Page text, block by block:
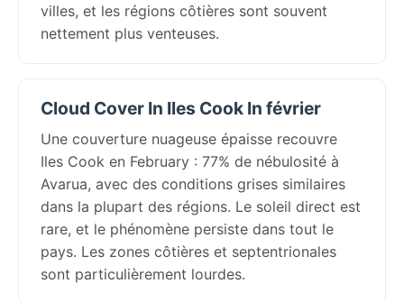
villes, et les régions côtières sont souvent
nettement plus venteuses.
Cloud Cover In Iles Cook In février
Une couverture nuageuse épaisse recouvre
Iles Cook en February : 77% de nébulosité à
Avarua, avec des conditions grises similaires
dans la plupart des régions. Le soleil direct est
rare, et le phénomène persiste dans tout le
pays. Les zones côtières et septentrionales
sont particulièrement lourdes.